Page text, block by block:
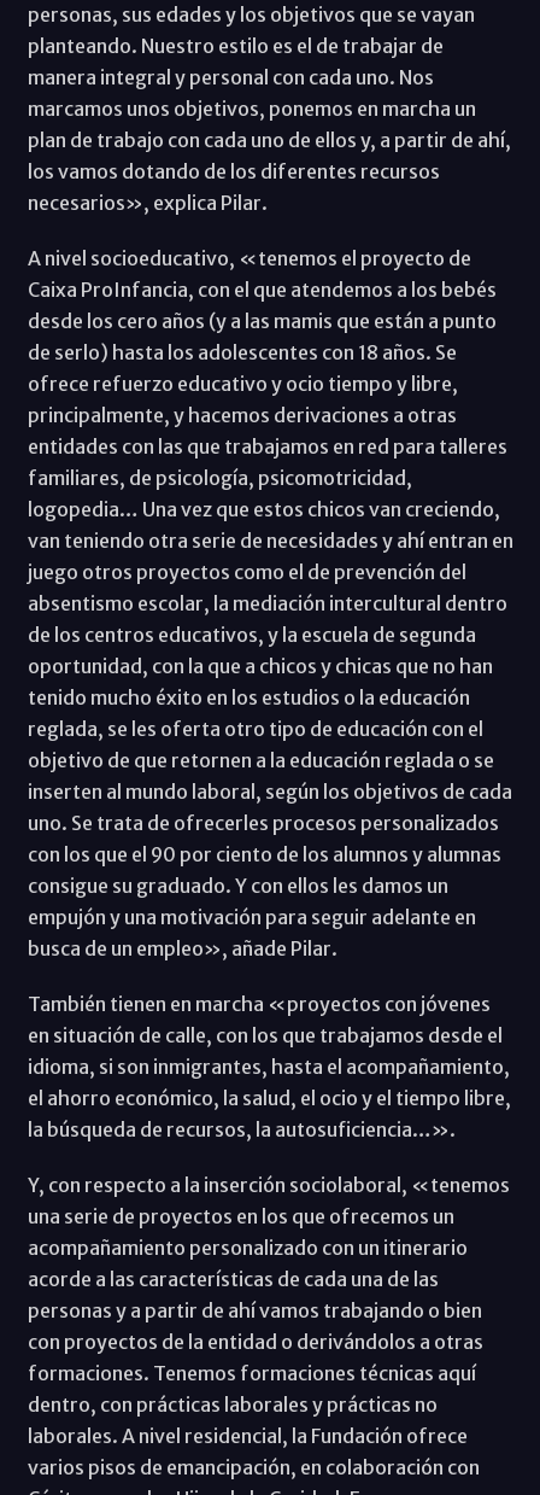
personas, sus edades y los objetivos que se vayan
planteando. Nuestro estilo es el de trabajar de
manera integral y personal con cada uno. Nos
marcamos unos objetivos, ponemos en marcha un
plan de trabajo con cada uno de ellos y, a partir de ahí,
los vamos dotando de los diferentes recursos
necesarios», explica Pilar.
A nivel socioeducativo, «tenemos el proyecto de
Caixa ProInfancia, con el que atendemos a los bebés
desde los cero años (y a las mamis que están a punto
de serlo) hasta los adolescentes con 18 años. Se
ofrece refuerzo educativo y ocio tiempo y libre,
principalmente, y hacemos derivaciones a otras
entidades con las que trabajamos en red para talleres
familiares, de psicología, psicomotricidad,
logopedia… Una vez que estos chicos van creciendo,
van teniendo otra serie de necesidades y ahí entran en
juego otros proyectos como el de prevención del
absentismo escolar, la mediación intercultural dentro
de los centros educativos, y la escuela de segunda
oportunidad, con la que a chicos y chicas que no han
tenido mucho éxito en los estudios o la educación
reglada, se les oferta otro tipo de educación con el
objetivo de que retornen a la educación reglada o se
inserten al mundo laboral, según los objetivos de cada
uno. Se trata de ofrecerles procesos personalizados
con los que el 90 por ciento de los alumnos y alumnas
consigue su graduado. Y con ellos les damos un
empujón y una motivación para seguir adelante en
busca de un empleo», añade Pilar.
También tienen en marcha «proyectos con jóvenes
en situación de calle, con los que trabajamos desde el
idioma, si son inmigrantes, hasta el acompañamiento,
el ahorro económico, la salud, el ocio y el tiempo libre,
la búsqueda de recursos, la autosuficiencia…».
Y, con respecto a la inserción sociolaboral, «tenemos
una serie de proyectos en los que ofrecemos un
acompañamiento personalizado con un itinerario
acorde a las características de cada una de las
personas y a partir de ahí vamos trabajando o bien
con proyectos de la entidad o derivándolos a otras
formaciones. Tenemos formaciones técnicas aquí
dentro, con prácticas laborales y prácticas no
laborales. A nivel residencial, la Fundación ofrece
varios pisos de emancipación, en colaboración con